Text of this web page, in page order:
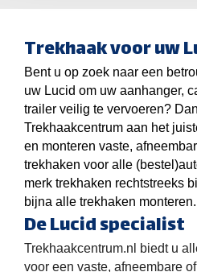
Trekhaak voor uw
Bent u op zoek naar een
uw Lucid om uw aanhanger,
trailer veilig te vervoeren?
Trekhaakcentrum aan het
en monteren vaste,
trekhaken voor alle
merk trekhaken rechtstreeks
bijna alle trekhaken monteren.
De Lucid specialist
Trekhaakcentrum.nl biedt u
voor een vaste, afneembare